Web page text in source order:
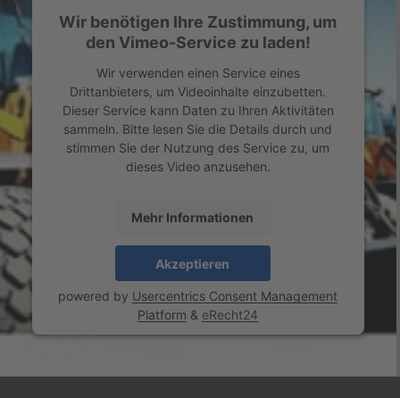
Wir benötigen Ihre Zustimmung, um
den Vimeo-Service zu laden!
Wir verwenden einen Service eines
Drittanbieters, um Videoinhalte einzubetten.
Dieser Service kann Daten zu Ihren Aktivitäten
sammeln. Bitte lesen Sie die Details durch und
stimmen Sie der Nutzung des Service zu, um
dieses Video anzusehen.
Mehr Informationen
Akzeptieren
powered by Usercentrics Consent Management
Platform & eRecht24